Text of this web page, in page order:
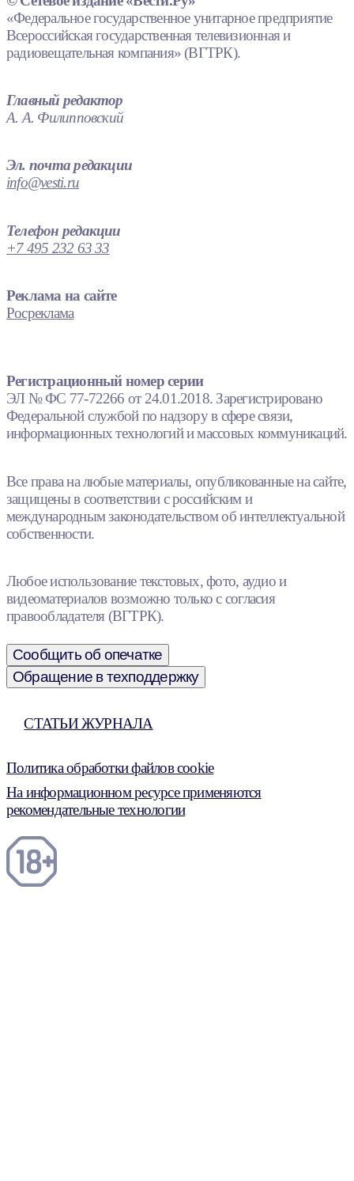
«Федеральное государственное унитарное предприятие
Всероссийская государственная телевизионная и
радиовещательная компания» (ВГТРК).
Главный редактор
А. А. Филипповский
Эл. почта редакции
info@vesti.ru
Телефон редакции
+7 495 232 63 33
Реклама на сайте
Росреклама
Регистрационный номер серии
ЭЛ № ФС 77-72266 от 24.01.2018. Зарегистрировано
Федеральной службой по надзору в сфере связи,
информационных технологий и массовых коммуникаций.
Все права на любые материалы, опубликованные на сайте,
защищены в соответствии с российским и
международным законодательством об интеллектуальной
собственности.
Любое использование текстовых, фото, аудио и
видеоматериалов возможно только с согласия
правообладателя (ВГТРК).
Сообщить об опечатке
Обращение в техподдержку
СТАТЬИ ЖУРНАЛА
Политика обработки файлов cookie
На информационном ресурсе применяются
рекомендательные технологии